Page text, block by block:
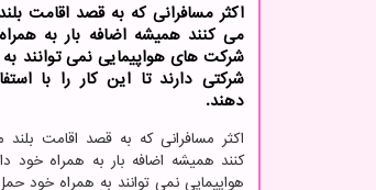
اكثر مسافرانی كه به قصد اقامت
می كنند همیشه اضافه بار به
شركت های هواپیمایی نمی توانند
شركتی دارند تا این كار را با
دهند.
اکثر مسافرانی که به قصد اقامت
کنند همیشه اضافه بار به همراه خود
هواپیمایی نمی توانند به همراه خود